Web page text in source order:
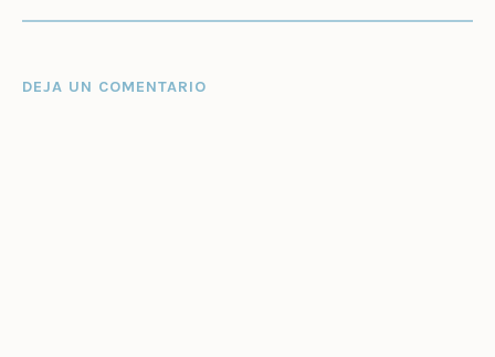
DEJA UN COMENTARIO